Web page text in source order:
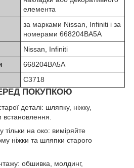
елемента
за марками Nissan, Infiniti і за
номерами 668204BA5A
Nissan, Infiniti
668204BA5A
C3718
ПОКУПКОЮ
деталі: шляпку, ніжку,
встановлення.
тільки на око: виміряйте
ніжки та шляпки старого
обшивка, молдинг,